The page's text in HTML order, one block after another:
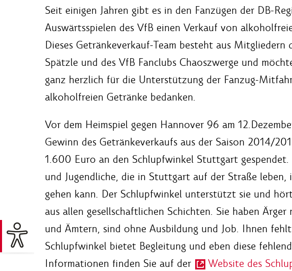
Seit einigen Jahren gibt es in den Fanzügen der DB-
Auswärtsspielen des VfB einen Verkauf von
Dieses Getränkeverkauf-Team besteht aus Mitgliedern
Spätzle und des VfB Fanclubs Chaoszwerge und
ganz herzlich für die Unterstützung der Fanzug-
alkoholfreien Getränke bedanken.
Vor dem Heimspiel gegen Hannover 96 am
Gewinn des Getränkeverkaufs aus der Saison 2014/
1.600 Euro an den Schlupfwinkel Stuttgart
und Jugendliche, die in Stuttgart auf der Straße leben,
gehen kann. Der Schlupfwinkel unterstützt sie und
aus allen gesellschaftlichen Schichten. Sie haben
und Ämtern, sind ohne Ausbildung und Job. Ihnen
Schlupfwinkel bietet Begleitung und eben diese
Informationen finden Sie auf der
Website des